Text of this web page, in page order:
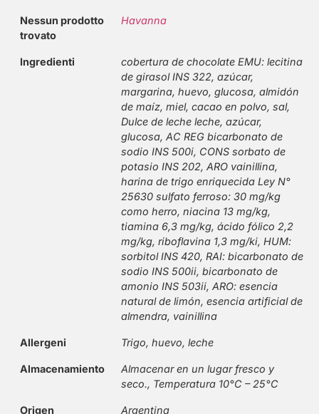
Nessun prodotto
trovato
Havanna
Ingredienti
cobertura de chocolate EMU: lecitina
de girasol INS 322, azúcar,
margarina, huevo, glucosa, almidón
de maíz, miel, cacao en polvo, sal,
Dulce de leche leche, azúcar,
glucosa, AC REG bicarbonato de
sodio INS 500i, CONS sorbato de
potasio INS 202, ARO vainillina,
harina de trigo enriquecida Ley N°
25630 sulfato ferroso: 30 mg/kg
como herro, niacina 13 mg/kg,
tiamina 6,3 mg/kg, ácido fólico 2,2
mg/kg, riboflavina 1,3 mg/ki, HUM:
sorbitol INS 420, RAI: bicarbonato de
sodio INS 500ii, bicarbonato de
amonio INS 503ii, ARO: esencia
natural de limón, esencia artificial de
almendra, vainillina
Allergeni Trigo, huevo, leche
Almacenamiento
Almacenar en un lugar fresco y
seco., Temperatura 10°C – 25°C
Origen Argentina